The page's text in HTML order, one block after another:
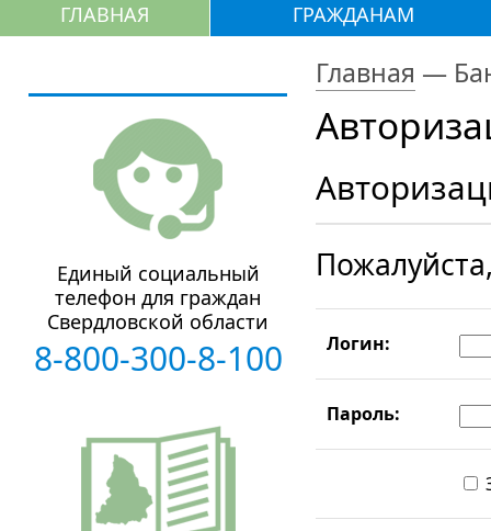
ГЛАВНАЯ ГРАЖДАНАМ
Главная —
Логин:
Пароль:
Единый социальный
телефон для граждан
Свердловской области
8-800-300-8-100